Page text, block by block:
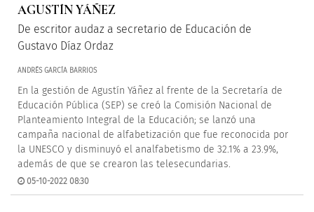
AGUSTÍN YÁÑEZ
De escritor audaz a secretario de Educación de
Gustavo Díaz Ordaz
ANDRÉS GARCÍA BARRIOS
En la gestión de Agustín Yáñez al frente de la Secretaría de
Educación Pública (SEP) se creó la Comisión Nacional de
Planteamiento Integral de la Educación; se lanzó una
campaña nacional de alfabetización que fue reconocida por
la UNESCO y disminuyó el analfabetismo de 32.1% a 23.9%,
además de que se crearon las telesecundarias.
05-10-2022 08:30